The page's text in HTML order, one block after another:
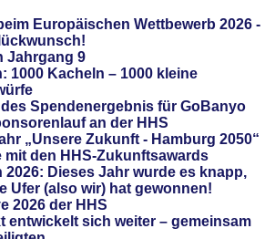
Europäischen Wettbewerb 2026 -
Jahrgang 9
1000 Kacheln – 1000 kleine
Spendenergebnis für GoBanyo
an der HHS
„Unsere Zukunft - Hamburg 2050“
mit den HHS-Zukunftsawards
Dieses Jahr wurde es knapp,
Ufer (also wir) hat gewonnen!
2026 der HHS
entwickelt sich weiter – gemeinsam